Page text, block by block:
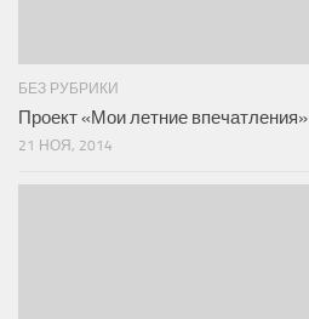
БЕЗ РУБРИКИ
Проект «Мои летние впечатления»
21 НОЯ, 2014